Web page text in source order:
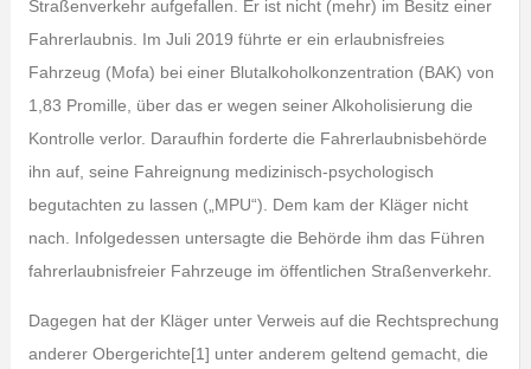
Straßenverkehr aufgefallen. Er ist nicht (mehr) im Besitz einer
Fahrerlaubnis. Im Juli 2019 führte er ein erlaubnisfreies
Fahrzeug (Mofa) bei einer Blutalkoholkonzentration (BAK) von
1,83 Promille, über das er wegen seiner Alkoholisierung die
Kontrolle verlor. Daraufhin forderte die Fahrerlaubnisbehörde
ihn auf, seine Fahreignung medizinisch-psychologisch
begutachten zu lassen („MPU“). Dem kam der Kläger nicht
nach. Infolgedessen untersagte die Behörde ihm das Führen
fahrerlaubnisfreier Fahrzeuge im öffentlichen Straßenverkehr.
Dagegen hat der Kläger unter Verweis auf die Rechtsprechung
anderer Obergerichte[1] unter anderem geltend gemacht, die